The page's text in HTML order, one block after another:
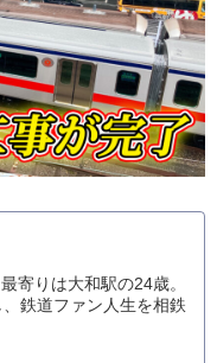
寄りは大和駅の24歳。
鉄道ファン人生を相鉄